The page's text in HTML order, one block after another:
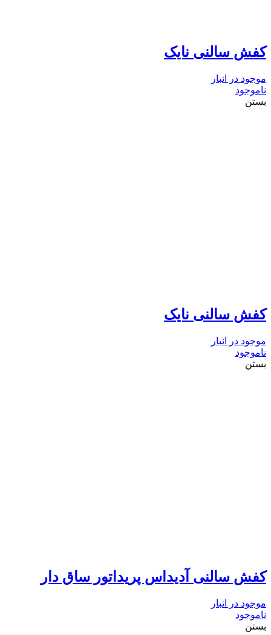
کفش سالنی نایک
موجود در انبار
ناموجود
بستن
کفش سالنی نایک
موجود در انبار
ناموجود
بستن
کفش سالنی آدیداس پریداتور ساق دار
موجود در انبار
ناموجود
بستن